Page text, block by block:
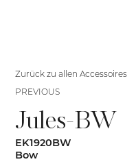
Jules-BW
EK1920BW
Bow
Zurück zu allen Accessoires
PREVIOUS